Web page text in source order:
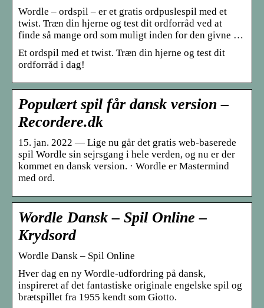
Wordle – ordspil – er et gratis ordpuslespil med et
twist. Træn din hjerne og test dit ordforråd ved at
finde så mange ord som muligt inden for den givne …
Et ordspil med et twist. Træn din hjerne og test dit
ordforråd i dag!
Populært spil får dansk version –
Recordere.dk
15. jan. 2022 — Lige nu går det gratis web-baserede
spil Wordle sin sejrsgang i hele verden, og nu er der
kommet en dansk version. · Wordle er Mastermind
med ord.
Wordle Dansk – Spil Online –
Krydsord
Wordle Dansk – Spil Online
Hver dag en ny Wordle-udfordring på dansk,
inspireret af det fantastiske originale engelske spil og
brætspillet fra 1955 kendt som Giotto.